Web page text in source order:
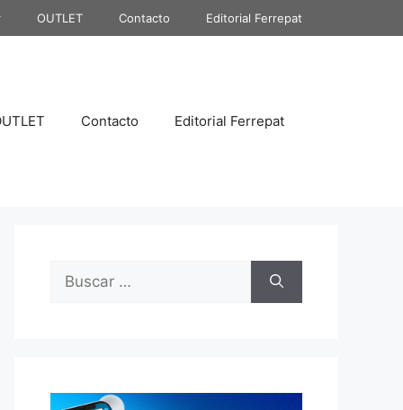
OUTLET Contacto Editorial Ferrepat
Contacto Editorial Ferrepat
Buscar: